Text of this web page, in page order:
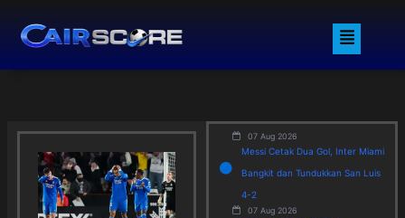
content
Menu
07 Aug 2026
Messi Cetak Dua Gol, Inter Miami
Bangkit dan Tundukkan San Luis
4-2
07 Aug 2026